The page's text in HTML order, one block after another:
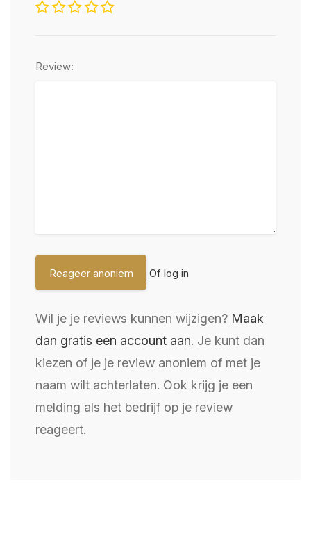
Review:
Of log in
Wil je je reviews kunnen wijzigen? Maak
dan gratis een account aan. Je kunt dan
kiezen of je je review anoniem of met je
naam wilt achterlaten. Ook krijg je een
melding als het bedrijf op je review
reageert.